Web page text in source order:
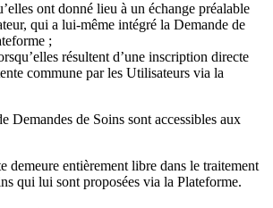
ont donné lieu à un échange préalable
qui a lui-même intégré la Demande de
;
résultent d’une inscription directe
commune par les Utilisateurs via la
Demandes de Soins sont accessibles aux
demeure entièrement libre dans le traitement
qui lui sont proposées via la Plateforme.